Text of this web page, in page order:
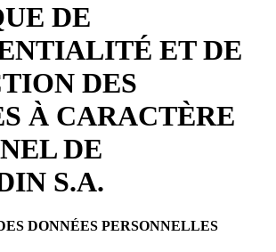
DE
ET DE
DES
À CARACTÈRE
DE
S.A.
DONNÉES PERSONNELLES